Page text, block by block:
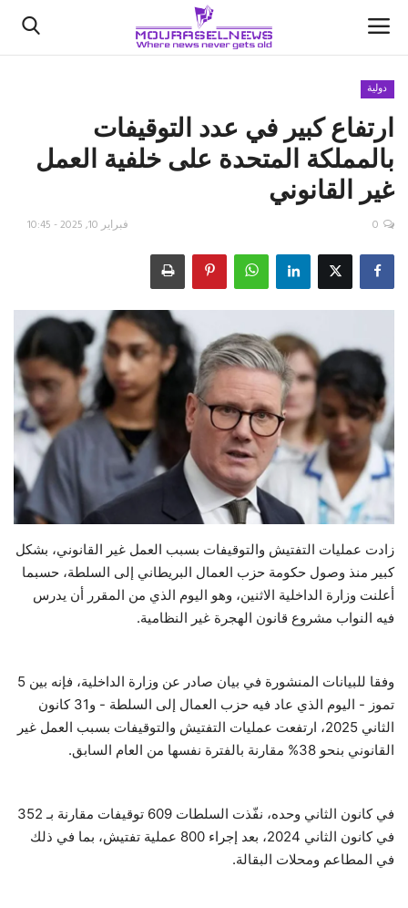
الأخبار
كتّابنا
السعودية
اقتصاد
علوم وتكنولوجيا
رياضة
فيديو
حياة
دولية
ارتفاع كبير في عدد التوقيفات
بالمملكة المتحدة على خلفية العمل
غير القانوني
فبراير 10, 2025 - 10:45 0
زادت عمليات التفتيش والتوقيفات بسبب العمل غير القانوني، بشكل
كبير منذ وصول حكومة حزب العمال البريطاني إلى السلطة، حسبما
أعلنت وزارة الداخلية الاثنين، وهو اليوم الذي من المقرر أن يدرس
فيه النواب مشروع قانون الهجرة غير النظامية.
وفقا للبيانات المنشورة في بيان صادر عن وزارة الداخلية، فإنه بين 5
تموز - اليوم الذي عاد فيه حزب العمال إلى السلطة - و31 كانون
الثاني 2025، ارتفعت عمليات التفتيش والتوقيفات بسبب العمل غير
القانوني بنحو 38% مقارنة بالفترة نفسها من العام السابق.
في كانون الثاني وحده، نفّذت السلطات 609 توقيفات مقارنة بـ 352
في كانون الثاني 2024، بعد إجراء 800 عملية تفتيش، بما في ذلك
في المطاعم ومحلات البقالة.